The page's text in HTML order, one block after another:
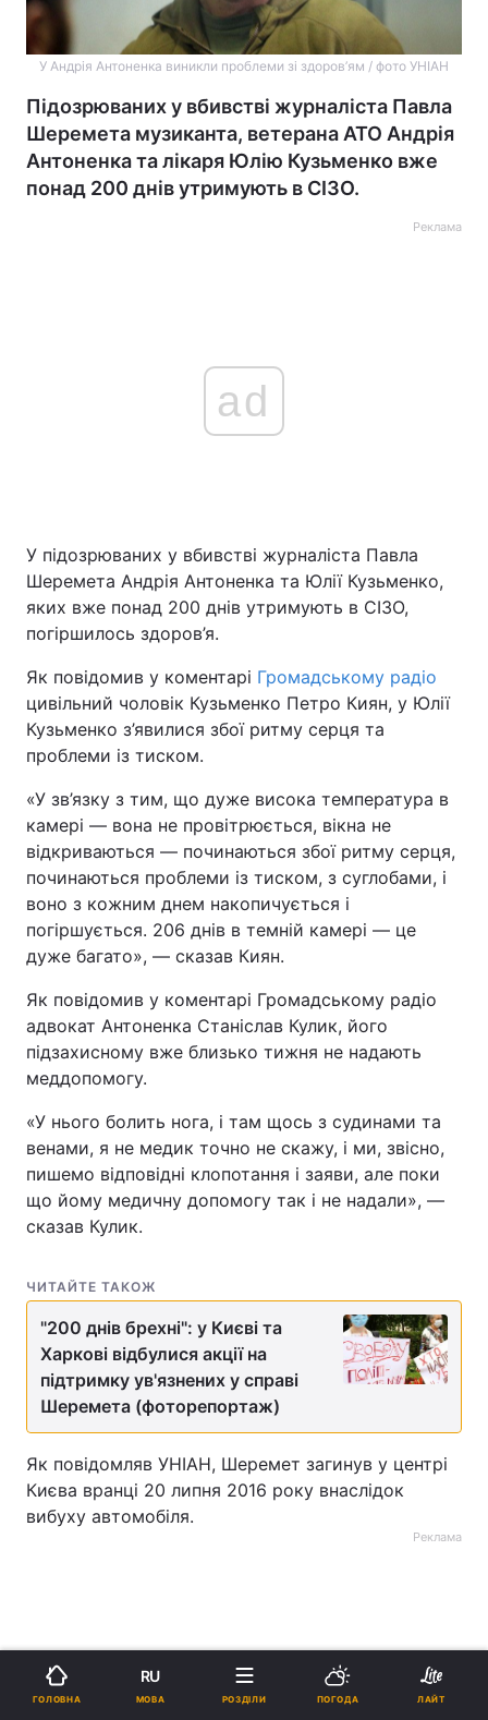
У Андрія Антоненка виникли проблеми зі здоров’ям / фото УНІАН
Підозрюваних у вбивстві журналіста Павла
Шеремета музиканта, ветерана АТО Андрія
Антоненка та лікаря Юлію Кузьменко вже
понад 200 днів утримують в СІЗО.
Реклама
ad
У підозрюваних у вбивстві журналіста Павла
Шеремета Андрія Антоненка та Юлії Кузьменко,
яких вже понад 200 днів утримують в СІЗО,
погіршилось здоров’я.
Як повідомив у коментарі Громадському радіо
цивільний чоловік Кузьменко Петро Киян, у Юлії
Кузьменко з’явилися збої ритму серця та
проблеми із тиском.
«У зв’язку з тим, що дуже висока температура в
камері — вона не провітрюється, вікна не
відкриваються — починаються збої ритму серця,
починаються проблеми із тиском, з суглобами, і
воно з кожним днем накопичується і
погіршується. 206 днів в темній камері — це
дуже багато», — сказав Киян.
Як повідомив у коментарі Громадському радіо
адвокат Антоненка Станіслав Кулик, його
підзахисному вже близько тижня не надають
меддопомогу.
«У нього болить нога, і там щось з судинами та
венами, я не медик точно не скажу, і ми, звісно,
пишемо відповідні клопотання і заяви, але поки
що йому медичну допомогу так і не надали», —
сказав Кулик.
ЧИТАЙТЕ ТАКОЖ
"200 днів брехні": у Києві та
Харкові відбулися акції на
підтримку ув'язнених у справі
Шеремета (фоторепортаж)
Як повідомляв УНІАН, Шеремет загинув у центрі
Києва вранці 20 липня 2016 року внаслідок
вибуху автомобіля.
Реклама
ГОЛОВНА
RU
МОВА РОЗДІЛИ ПОГОДА ЛАЙТ